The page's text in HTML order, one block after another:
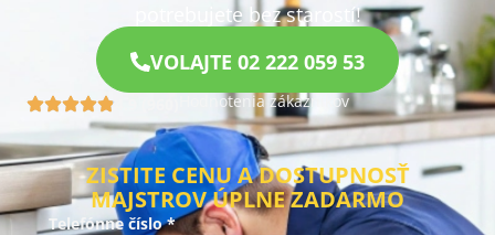
potrebujete bez starostí!
VOLAJTE 02 222 059 53
Hodnotenia zákazníkov
ZISTITE CENU A DOSTUPNOSŤ
MAJSTROV ÚPLNE ZADARMO
Telefónne číslo *